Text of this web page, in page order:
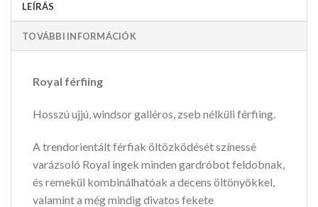
LEÍRÁS
TOVÁBBI INFORMÁCIÓK
Royal férfiing
Hosszú ujjú, windsor galléros, zseb nélküli férfiing.
A trendorientált férfiak öltözködését színessé
varázsoló Royal ingek minden gardróbot feldobnak,
és remekül kombinálhatóak a decens öltönyökkel,
valamint a még mindig divatos fekete